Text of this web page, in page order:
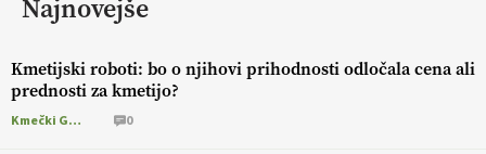
Najnovejše
Kmetijski roboti: bo o njihovi prihodnosti odločala cena ali
prednosti za kmetijo?
Kmečki Glas 0